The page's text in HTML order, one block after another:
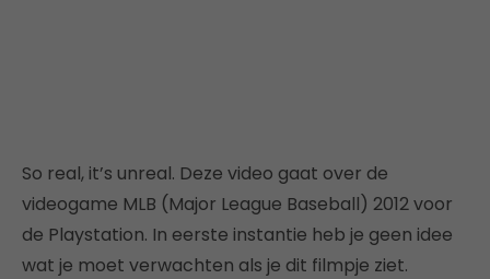
So real, it’s unreal. Deze video gaat over de
videogame MLB (Major League Baseball) 2012 voor
de Playstation. In eerste instantie heb je geen idee
wat je moet verwachten als je dit filmpje ziet.